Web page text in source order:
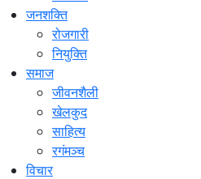
जनशक्ति
रोजगारी
नियुक्ति
समाज
जीवनशैली
खेलकुद
साहित्य
रगंमञ्च
विचार